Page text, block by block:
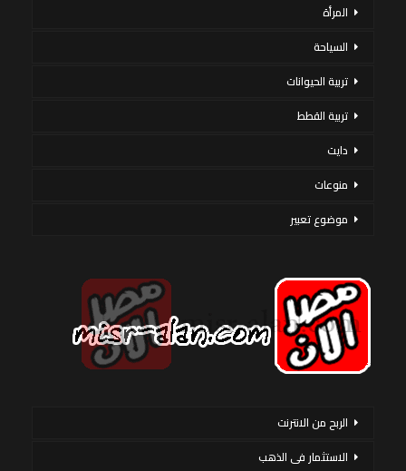
المرأة
السياحة
تربية الحيوانات
تربية القطط
دايت
منوعات
موضوع تعبير
الربح من الانترنت
الاستثمار فى الذهب